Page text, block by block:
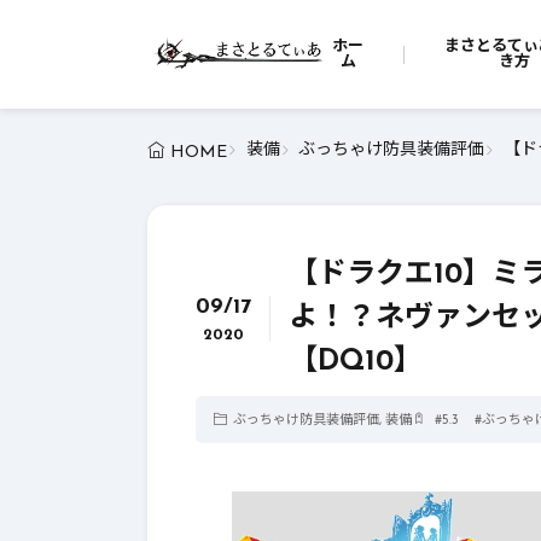
ホー
ム
まさとるて
き方
HOME 装備 ぶっちゃけ防具装備評価 【
09/17
2020
【ドラクエ10】
よ！？ネヴァンセ
【DQ10】
ぶっちゃけ防具装備評価, 装備 #5.3 #ぶっちゃ